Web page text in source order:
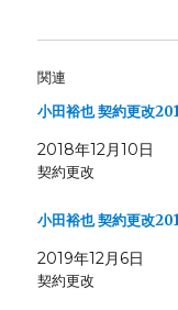
関連
小田裕也 契約更改
2018年12月10日
契約更改
小田裕也 契約更改
2019年12月6日
契約更改